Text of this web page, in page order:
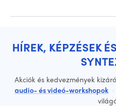
HÍREK, KÉPZÉSEK
Akciók és kedvezmények
audio- és videó-workshopok ·